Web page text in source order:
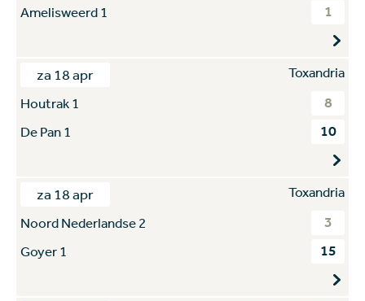
Amelisweerd 1 1
za 18 apr
Toxandria
Houtrak 1
8
De Pan 1 10
za 18 apr
Toxandria
Noord Nederlandse 2
3
Goyer 1 15